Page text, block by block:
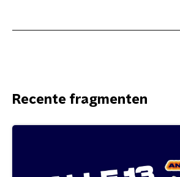
Recente fragmenten